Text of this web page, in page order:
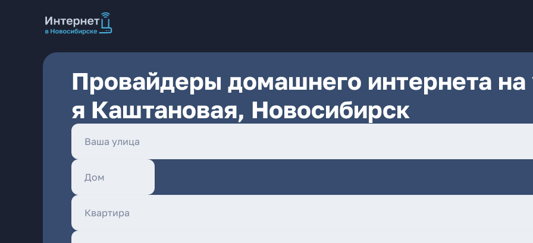
Провайдеры домашнего интернета на
я Каштановая, Новосибирск